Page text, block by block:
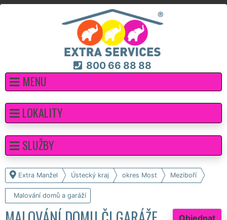
800 66 88 88
MENU
Extra Manžel Ústecký kraj okres Most Meziboří
Malování domů a garáží
Objednat
LOKALITY
SLUŽBY